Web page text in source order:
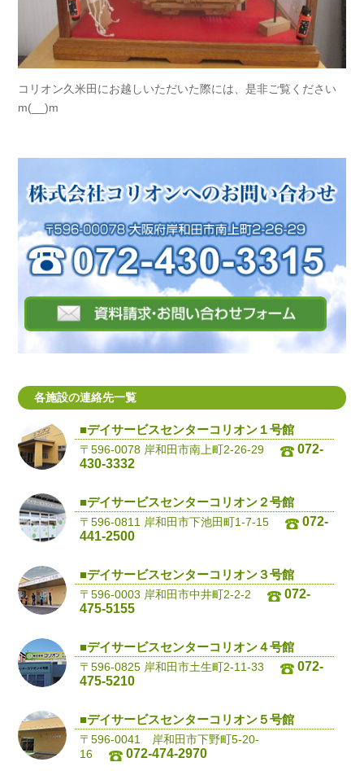
コリオン久米田にお越しいただいた際には、是非ご覧ください
m(__)m
各施設の連絡先一覧
■デイサービスセンターコリオン１号館
〒596-0078 岸和田市南上町2-26-29
072-
430-3332
■デイサービスセンターコリオン２号館
〒596-0811 岸和田市下池田町1-7-15
072-
441-2500
■デイサービスセンターコリオン３号館
〒596-0003 岸和田市中井町2-2-2
072-
475-5155
■デイサービスセンターコリオン４号館
〒596-0825 岸和田市土生町2-11-33
072-
475-5210
■デイサービスセンターコリオン５号館
〒596-0041 岸和田市下野町5-20-
16
072-474-2970